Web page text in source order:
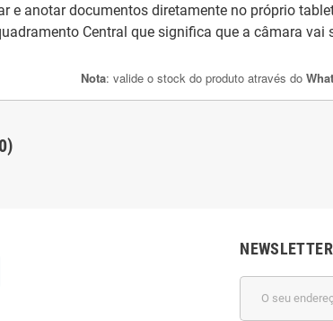
e anotar documentos diretamente no próprio
Central que significa que a câmara vai
Nota: valide o stock do produto através do
NEWSLETTER